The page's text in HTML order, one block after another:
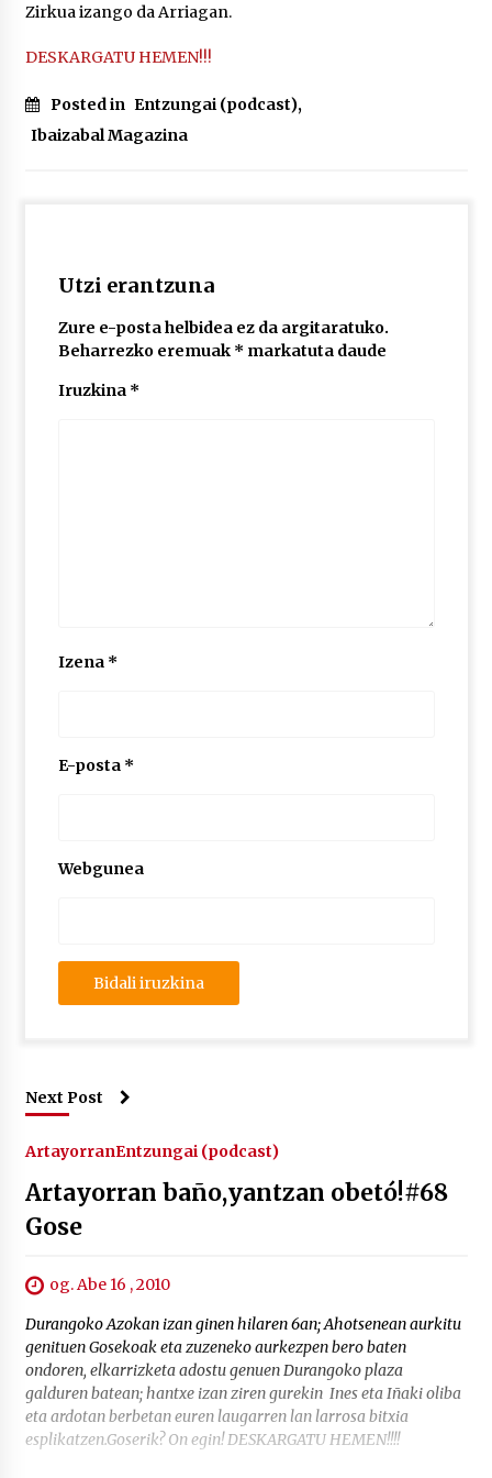
POTTO: San Pedro jaietako bertso-saioa
isil batekin dator beti
Auritz Iñurrietaren margoak ikusgai
Zirkua izango da Arriagan.
DESKARGATU HEMEN!!!
Posted in Entzungai (podcast),
Ibaizabal Magazina
Utzi erantzuna
Zure e-posta helbidea ez da argitaratuko.
Beharrezko eremuak * markatuta daude
Iruzkina *
Izena *
E-posta *
Webgunea
Next Post
ArtayorranEntzungai (podcast)
Artayorran baño,yantzan obetó!#68
Gose
og. Abe 16 , 2010
Durangoko Azokan izan ginen hilaren 6an; Ahotsenean aurkitu
genituen Gosekoak eta zuzeneko aurkezpen bero baten
ondoren, elkarrizketa adostu genuen Durangoko plaza
galduren batean; hantxe izan ziren gurekin Ines eta Iñaki oliba
eta ardotan berbetan euren laugarren lan larrosa bitxia
esplikatzen.Goserik? On egin! DESKARGATU HEMEN!!!!